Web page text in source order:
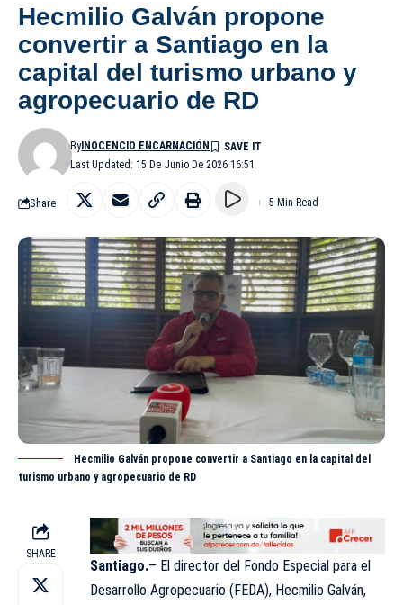
Hecmilio Galván propone
convertir a Santiago en la
capital del turismo urbano y
agropecuario de RD
Last Updated: 15 De Junio De 2026 16:51
ByINOCENCIO ENCARNACIÓN
Share 5 Min Read
Hecmilio Galván propone convertir a Santiago en la capital del
turismo urbano y agropecuario de RD
SHARE
Santiago.– El director del Fondo Especial para el
Desarrollo Agropecuario (FEDA), Hecmilio Galván,